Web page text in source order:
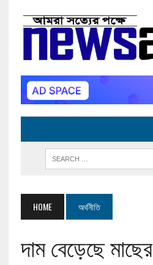
HOME অর্থনীতি
দাম বেড়েছে মাছের